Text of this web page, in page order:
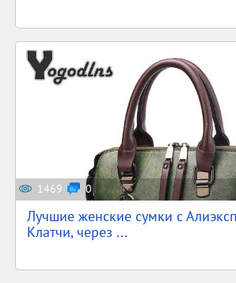
1469 0
Лучшие женские сумки с
Клатчи, через ...